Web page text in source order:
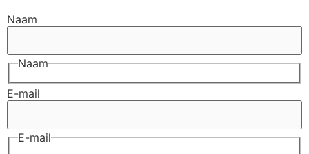
Naam
Naam
E-mail
E-mail